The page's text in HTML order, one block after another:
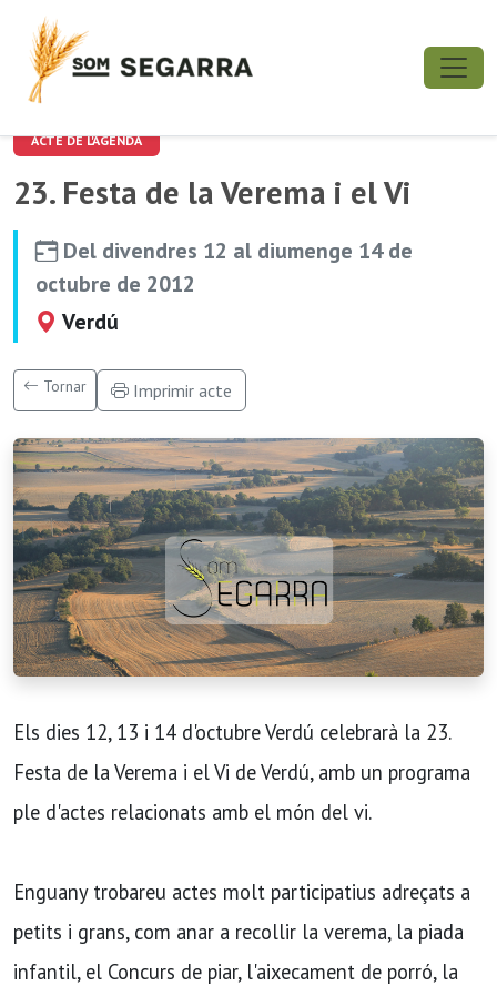
ACTE DE L'AGENDA
23. Festa de la Verema i el Vi
Del divendres 12 al diumenge 14 de
octubre de 2012
Verdú
Tornar Imprimir acte
Els dies 12, 13 i 14 d'octubre Verdú celebrarà la 23.
Festa de la Verema i el Vi de Verdú, amb un programa
ple d'actes relacionats amb el món del vi.
Enguany trobareu actes molt participatius adreçats a
petits i grans, com anar a recollir la verema, la piada
infantil, el Concurs de piar, l'aixecament de porró, la